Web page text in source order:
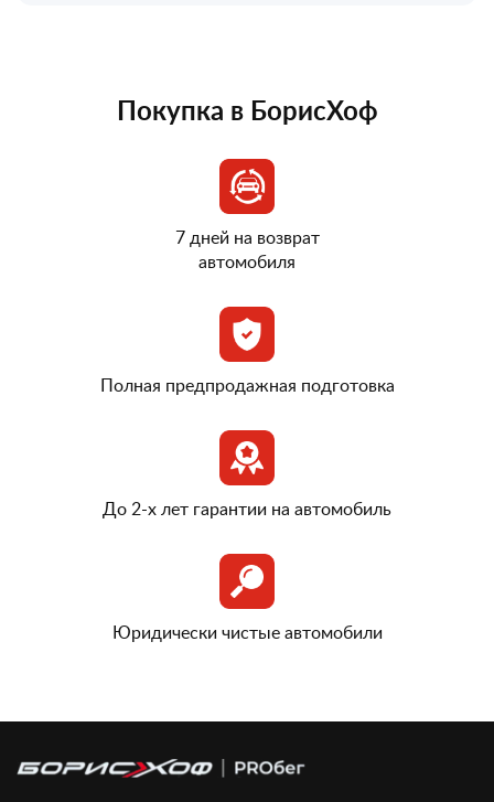
Покупка в БорисХоф
7 дней на возврат
автомобиля
Полная предпродажная подготовка
До 2-х лет гарантии на автомобиль
Юридически чистые автомобили